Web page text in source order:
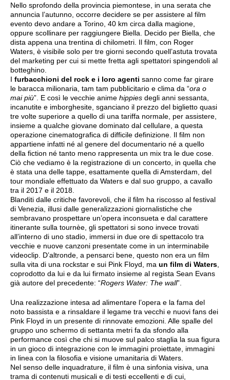
Nello sprofondo della provincia piemontese, in una serata che
annuncia l’autunno, occorre decidere se per assistere al film
evento devo andare a Torino, 40 km circa dalla magione,
oppure scollinare per raggiungere Biella. Decido per Biella, che
dista appena una trentina di chilometri. Il film, con Roger
Waters, è visibile solo per tre giorni secondo quell’astuta trovata
del marketing per cui si mette fretta agli spettatori spingendoli al
botteghino.
I furbacchioni del rock e i loro agenti sanno come far girare
le baracca milionaria, tam tam pubblicitario e clima da “ora o
mai più”. E così le vecchie anime hippies degli anni sessanta,
incanutite e imborghesite, sganciano il prezzo del biglietto quasi
tre volte superiore a quello di una tariffa normale, per assistere,
insieme a qualche giovane dominato dal cellulare, a questa
operazione cinematografica di difficile definizione. Il film non
appartiene infatti né al genere del documentario né a quello
della fiction né tanto meno rappresenta un mix tra le due cose.
Ciò che vediamo è la registrazione di un concerto, in quella che
è stata una delle tappe, esattamente quella di Amsterdam, del
tour mondiale effettuato da Waters e dal suo gruppo, a cavallo
tra il 2017 e il 2018.
Blanditi dalle critiche favorevoli, che il film ha riscosso al festival
di Venezia, illusi dalle generalizzazioni giornalistiche che
sembravano prospettare un’opera inconsueta e dal carattere
itinerante sulla tournèe, gli spettatori si sono invece trovati
all’interno di uno stadio, immersi in due ore di spettacolo tra
vecchie e nuove canzoni presentate come in un interminabile
videoclip. D’altronde, a pensarci bene, questo non era un film
sulla vita di una rockstar e sui Pink Floyd, ma un film di Waters
coprodotto da lui e da lui firmato insieme al regista Sean Evans
già autore del precedente: “Rogers Water: The wall”.
Una realizzazione intesa ad alimentare l’opera e la fama del
noto bassista e a rinsaldare il legame tra vecchi e nuovi fans dei
Pink Floyd in un presente di rinnovate emozioni. Alle spalle del
gruppo uno schermo di settanta metri fa da sfondo alla
performance così che chi si muove sul palco staglia la sua figura
in un gioco di integrazione con le immagini proiettate, immagini
in linea con la filosofia e visione umanitaria di Waters.
Nel senso delle inquadrature, il film è una sinfonia visiva, una
trama di contenuti musicali e di testi eccellenti e di cui,